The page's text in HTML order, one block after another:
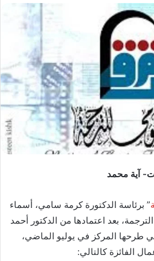
آية محمد
” برئاسة الدكتورة كرمة سامي، أسماء
بعد اعتمادها من الدكتور أحمد
طرحها المركز في يوليو الماضي،
الفائزة كالتالي: